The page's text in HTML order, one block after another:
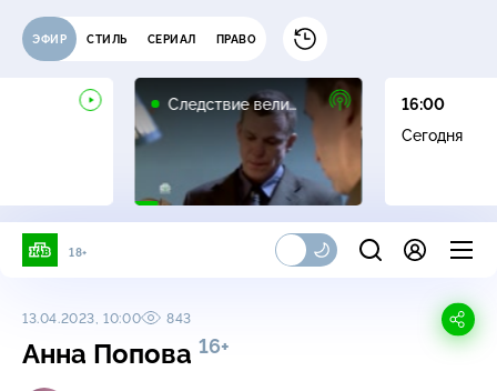
ЭФИР СТИЛЬ СЕРИАЛ ПРАВО
Следствие вели…
16+
16:00
Сегодня
18+
13.04.2023, 10:00 843
Анна Попова 16+